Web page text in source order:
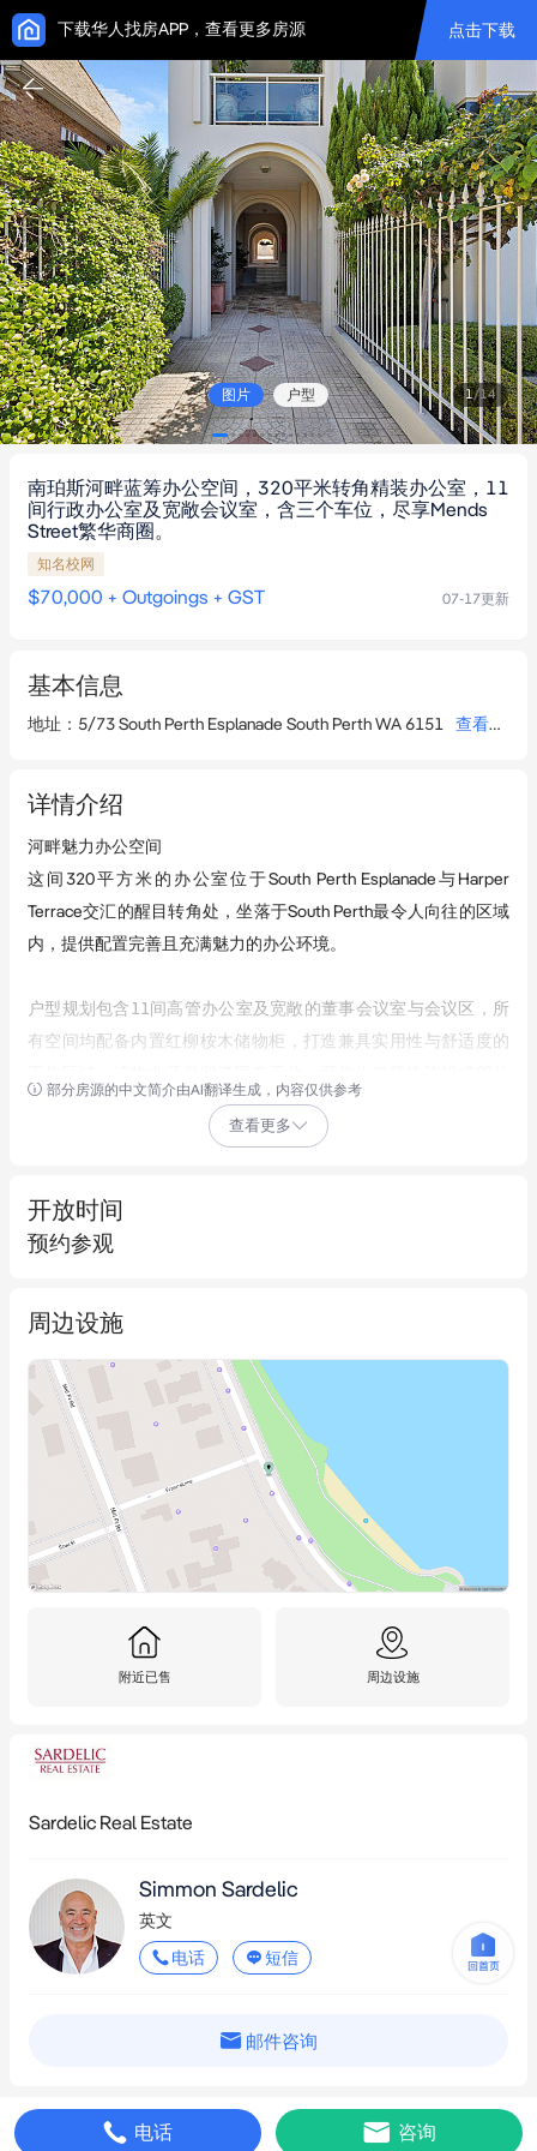
下载华人找房APP，查看更多房源 点击下载
图片 户型 1/14
南珀斯河畔蓝筹办公空间，320平米转角精装办公室，11
间行政办公室及宽敞会议室，含三个车位，尽享Mends
Street繁华商圈。
知名校网
$70,000 + Outgoings + GST 07-17更新
基本信息
地址 ： 5/73 South Perth Esplanade South Perth WA 6151 查看详情
详情介绍
河畔魅力办公空间
这间320平方米的办公室位于South Perth Esplanade与Harper
Terrace交汇的醒目转角处，坐落于South Perth最令人向往的区域
内，提供配置完善且充满魅力的办公环境。
户型规划包含11间高管办公室及宽敞的董事会议室与会议区，所
有空间均配备内置红柳桉木储物柜，打造兼具实用性与舒适度的
进行协商，为入驻企业提供包含三个车位租金的即用型办公解决
物业地理位置优越，信步可达繁华的Mends Street商业区，轻松
享受咖啡馆、零售店及生活配套服务。您可在珀斯顶级河畔餐厅
此为入驻South Perth核心区域优质办公空间的绝佳机遇。
部分房源的中文简介由AI翻译生成，内容仅供参考
查看更多
开放时间
预约参观
周边设施
附近已售 周边设施
Sardelic Real Estate
Simmon Sardelic
英文
电话
短信
邮件咨询
电话 咨询